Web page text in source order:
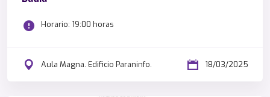
Horario: 19:00 horas
Aula Magna. Edificio Paraninfo. 18/03/2025